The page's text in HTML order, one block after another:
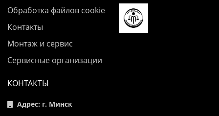
Обработка файлов cookie
Контакты
Монтаж и сервис
Сервисные организации
КОНТАКТЫ
Адрес: г. Минск